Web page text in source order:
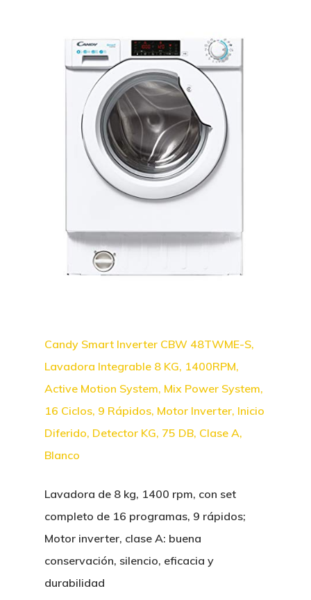
Candy Smart Inverter CBW 48TWME-S,
Lavadora Integrable 8 KG, 1400RPM,
Active Motion System, Mix Power System,
16 Ciclos, 9 Rápidos, Motor Inverter, Inicio
Diferido, Detector KG, 75 DB, Clase A,
Blanco
Lavadora de 8 kg, 1400 rpm, con set
completo de 16 programas, 9 rápidos;
Motor inverter, clase A: buena
conservación, silencio, eficacia y
durabilidad